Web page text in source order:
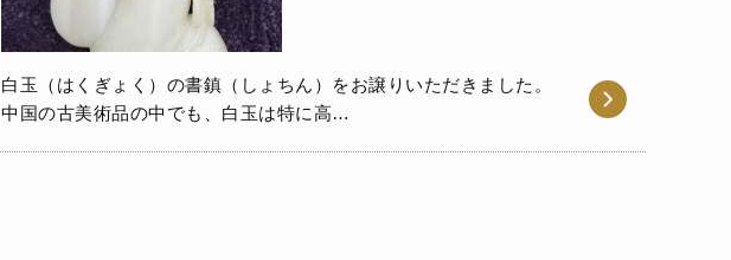
白玉（はくぎょく）の書鎮（しょちん）をお譲りいただきました。
中国の古美術品の中でも、白玉は特に高…